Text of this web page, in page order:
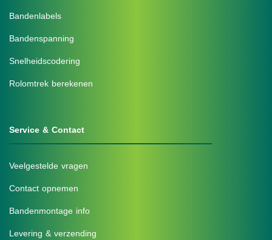
Bandenlabels
Bandenspanning
Snelheidscodering
Rolomtrek berekenen
Service & Contact
Veelgestelde vragen
Contact opnemen
Bandenmontage info
Levering & verzending